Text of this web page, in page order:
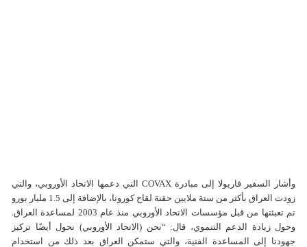
وأشار السفير فاریولا إلى مبادرة COVAX التي دعمها الاتحاد الأوروبي، والتي
زودت العراق بأكثر من ستة ملايين حقنة لقاح كورونا، بالإضافة إلى 1.5 مليار يورو
تم تعبئتها من قبل مؤسسات الاتحاد الأوروبي منذ عام 2003 لمساعدة العراق.
وحول زيادة الدعم التنموي، قال: “نحن (الاتحاد الأوروبي) نحول أيضًا تركيز
جهودنا إلى المساعدة الفنية، والتي ستمكن العراق بعد ذلك من استخدام